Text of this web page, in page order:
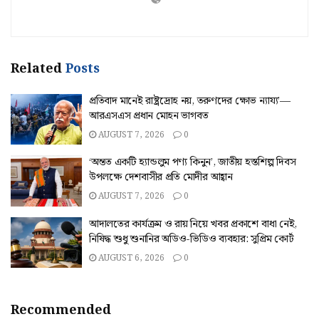
RelatedPosts
প্রতিবাদ মানেই রাষ্ট্রদ্রোহ নয়, তরুণদের ক্ষোভ ন্যায্য’—
আরএসএস প্রধান মোহন ভাগবত
AUGUST 7, 2026 0
‘অন্তত একটি হ্যান্ডলুম পণ্য কিনুন’, জাতীয় হস্তশিল্প দিবস
উপলক্ষে দেশবাসীর প্রতি মোদীর আহ্বান
AUGUST 7, 2026 0
আদালতের কার্যক্রম ও রায় নিয়ে খবর প্রকাশে বাধা নেই,
নিষিদ্ধ শুধু শুনানির অডিও-ভিডিও ব্যবহার: সুপ্রিম কোর্ট
AUGUST 6, 2026 0
Recommended